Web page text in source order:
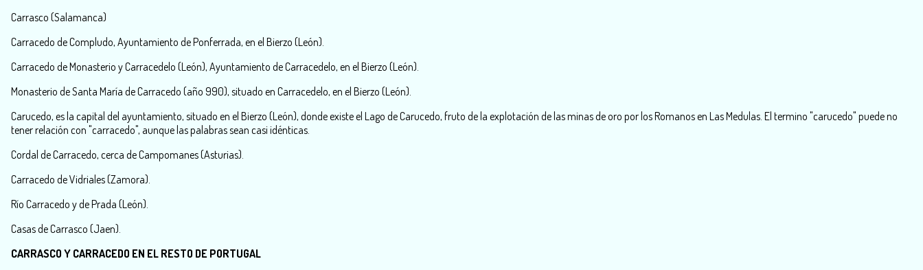
Carrasco (Salamanca)
Carracedo de Compludo, Ayuntamiento de Ponferrada, en el Bierzo (León).
Carracedo de Monasterio y Carracedelo (León), Ayuntamiento de Carracedelo, en el Bierzo (León).
Monasterio de Santa María de Carracedo (año 990), situado en Carracedelo, en el Bierzo (León).
Carucedo, es la capital del ayuntamiento, situado en el Bierzo (León), donde existe el Lago de Carucedo, fruto de la explotación de las minas de oro por los Romanos en Las Medulas. El termino "carucedo" puede no
tener relación con "carracedo", aunque las palabras sean casi idénticas.
Cordal de Carracedo, cerca de Campomanes (Asturias).
Carracedo de Vidriales (Zamora).
Río Carracedo y de Prada (León).
Casas de Carrasco (Jaen).
CARRASCO Y CARRACEDO EN EL RESTO DE PORTUGAL